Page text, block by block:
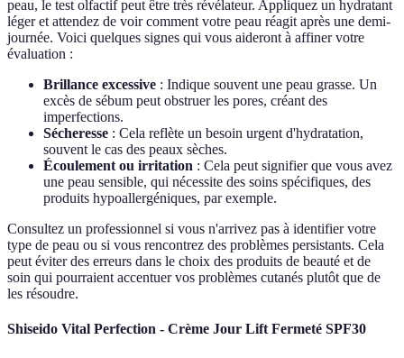
peau, le test olfactif peut être très révélateur. Appliquez un hydratant
léger et attendez de voir comment votre peau réagit après une demi-
journée. Voici quelques signes qui vous aideront à affiner votre
évaluation :
Brillance excessive : Indique souvent une peau grasse. Un
excès de sébum peut obstruer les pores, créant des
imperfections.
Sécheresse : Cela reflète un besoin urgent d'hydratation,
souvent le cas des peaux sèches.
Écoulement ou irritation : Cela peut signifier que vous avez
une peau sensible, qui nécessite des soins spécifiques, des
produits hypoallergéniques, par exemple.
Consultez un professionnel si vous n'arrivez pas à identifier votre
type de peau ou si vous rencontrez des problèmes persistants. Cela
peut éviter des erreurs dans le choix des produits de beauté et de
soin qui pourraient accentuer vos problèmes cutanés plutôt que de
les résoudre.
Shiseido Vital Perfection - Crème Jour Lift Fermeté SPF30